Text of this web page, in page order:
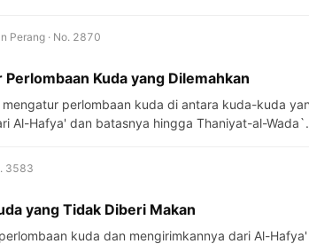
Perang · No. 2870
Kuda yang Dilemahkan
Al-Hafya' dan batasnya hingga Thaniyat-al-Wada`.
3583
yang Tidak Diberi Makan